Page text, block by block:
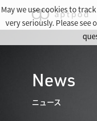
News
ニュース
May we use cookies to
very seriously. Please